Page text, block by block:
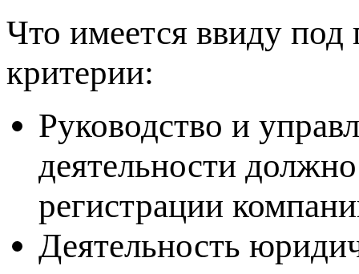
Что имеется ввиду под
критерии:
Руководство и
деятельности
регистрации
Деятельность